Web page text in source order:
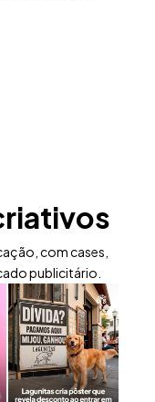
com cases,
publicitário.